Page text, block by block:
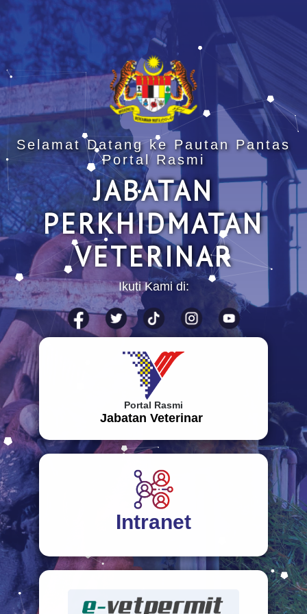
Selamat Datang ke Pautan Pantas
Portal Rasmi
JABATAN
PERKHIDMATAN
VETERINAR
Ikuti Kami di:
Portal Rasmi
Jabatan Veterinar
Intranet